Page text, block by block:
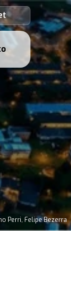
Perri, Felipe Bezerra